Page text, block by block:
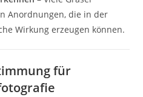
Anordnungen, die in der
Wirkung erzeugen können.
für